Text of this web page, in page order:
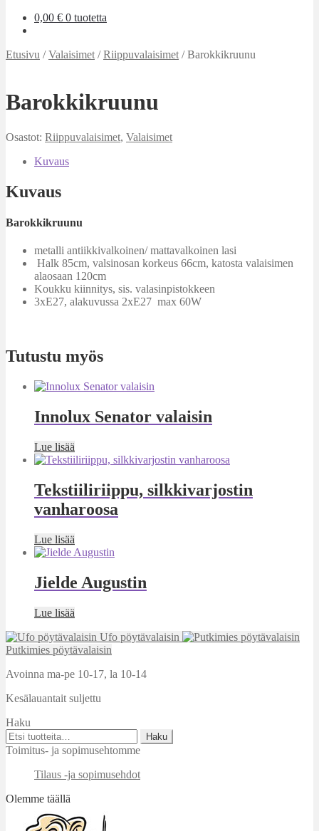
0,00 € 0 tuotetta
Etusivu /Valaisimet /Riippuvalaisimet /Barokkikruunu
Barokkikruunu
Osastot: Riippuvalaisimet, Valaisimet
Kuvaus
Kuvaus
Barokkikruunu
metalli antiikkivalkoinen/ mattavalkoinen lasi
Halk 85cm, valsinosan korkeus 66cm, katosta valaisimen
alaosaan 120cm
Koukku kiinnitys, sis. valasinpistokkeen
3xE27, alakuvussa 2xE27 max 60W
Tutustu myös
Innolux Senator valaisin
Lue lisää
Tekstiiliriippu, silkkivarjostin
vanharoosa
Lue lisää
Jielde Augustin
Lue lisää
Ufo pöytävalaisin
Putkimies pöytävalaisin
Avoinna ma-pe 10-17, la 10-14
Kesälauantait suljettu
Haku
Etsi:
Haku
Toimitus- ja sopimusehtomme
Tilaus -ja sopimusehdot
Olemme täällä